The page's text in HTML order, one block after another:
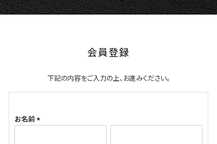
会員登録
下記の内容をご入力の上、お進みください。
お名前